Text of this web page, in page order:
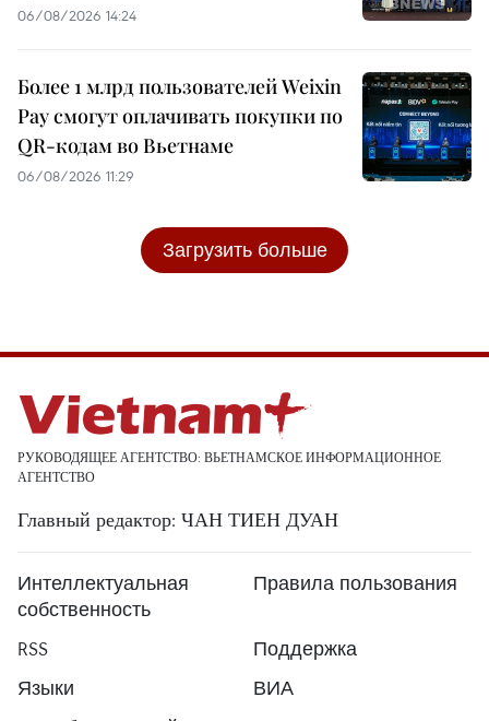
06/08/2026 14:24
Более 1 млрд пользователей Weixin
Pay смогут оплачивать покупки по
QR-кодам во Вьетнаме
06/08/2026 11:29
Загрузить больше
РУКОВОДЯЩЕЕ АГЕНТСТВО: ВЬЕТНАМСКОЕ ИНФОРМАЦИОННОЕ
АГЕНТСТВО
Главный редактор: ЧАН ТИЕН ДУАН
Интеллектуальная
собственность
Правила пользования
RSS
Поддержка
Языки
ВИА